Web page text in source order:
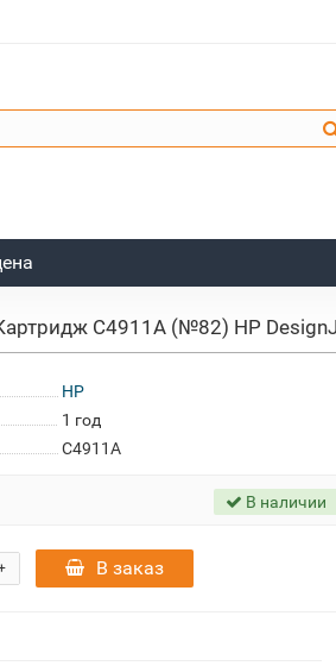
C4911A (№82) HP
HP
1 год
C4911A
В наличии
В заказ